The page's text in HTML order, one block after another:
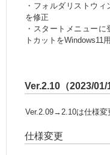
・フォルダリストウ
を修正
・スタートメニュー
トカットをWindows11
Ver.2.10（2023/01/
Ver.2.09→2.10は仕様変
仕様変更